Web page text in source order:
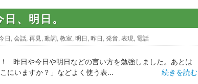
、明日。
日, 会話, 再見 , 動詞, 教室, 明日, 昨日, 発音, 表現, 電話
昨日や今日や明日などの言い方を勉強しました。あとは
にいますか？」などよく使う表...
続きを読む